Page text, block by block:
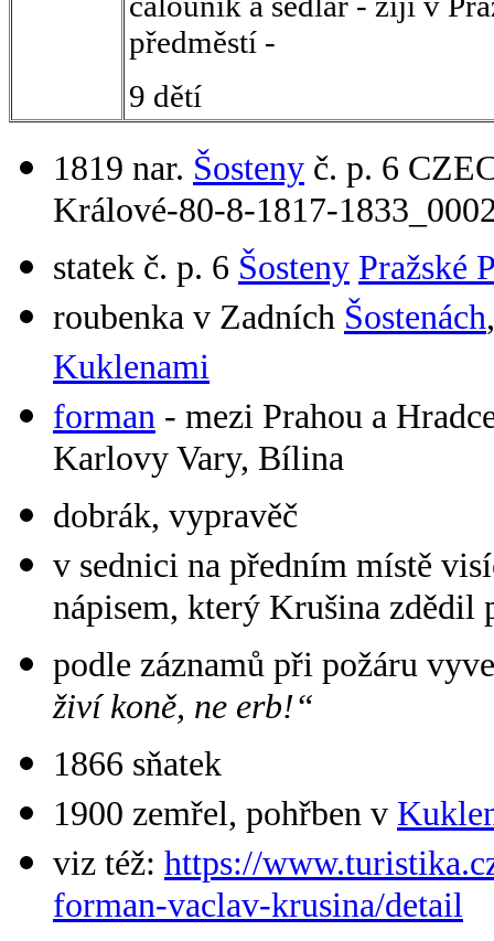
předměstí -
9 dětí
1819 nar. Šosteny č. p. 6
Králové-80-8-1817-
statek č. p. 6 Šosteny Pražské
roubenka v Zadních Šostenách
Kuklenami
forman - mezi Prahou a
Karlovy Vary, Bílina
dobrák, vypravěč
v sednici na předním místě
nápisem, který Krušina zdědil
podle záznamů při požáru
živí koně, ne erb!“
1866 sňatek
1900 zemřel, pohřben v
viz též: https://
forman-vaclav-krusina/detail